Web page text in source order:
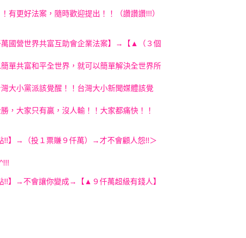
有更好法案，隨時歡迎提出！！（讚讚讚!!!）
國營世界共富互助會企業法案】→【▲（３個
單共富和平全世界 ，就可以簡單解決全世界所
大小黨派該覺醒！！台灣大小新聞媒體該覺
，大家只有贏，沒人輸！！大家都痛快！！
】
→（投１票賺９仟萬）→才不會顧人怨!!＞
^-^!!!
】
→不會讓你變成→【▲９仟萬超級有錢人】